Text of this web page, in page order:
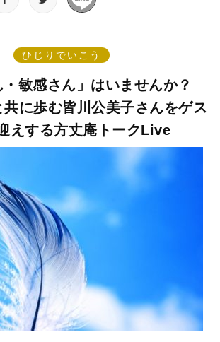
ひじりでいこう
・敏感さん」はいませんか？
共に歩む皆川公美子さんをゲス
えする方丈庵トークLive